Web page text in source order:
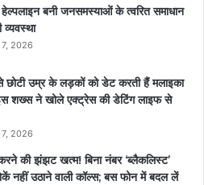
बनी जनसमस्याओं के त्वरित समाधान
व्यवस्था
2026
छोटी उम्र के लड़कों को डेट करती हैं मलाइका
शख्स ने खोले एक्ट्रेस की डेटिंग लाइफ से
2026
की झंझट खत्म! बिना नंबर ‘ब्लैकलिस्ट’
नहीं उठाने वाली कॉल्स; बस फोन में बदल लें